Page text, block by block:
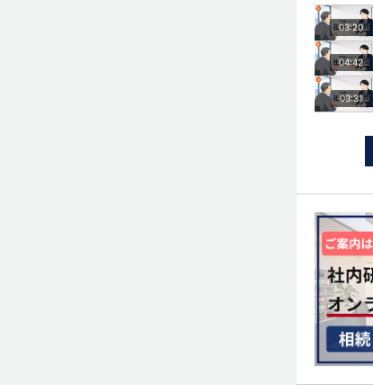
03:20
04:42
03:31